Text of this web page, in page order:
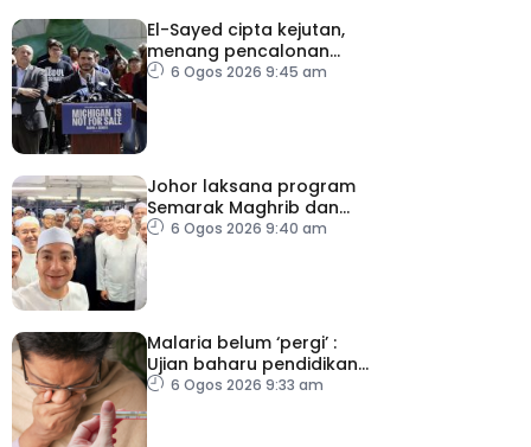
El-Sayed cipta kejutan,
menang pencalonan
Senat AS di Michigan
6 Ogos 2026 9:45 am
Johor laksana program
Semarak Maghrib dan
Isyak perkasa solat
6 Ogos 2026 9:40 am
Malaria belum ‘pergi’ :
Ujian baharu pendidikan
perubatan dan sistem
6 Ogos 2026 9:33 am